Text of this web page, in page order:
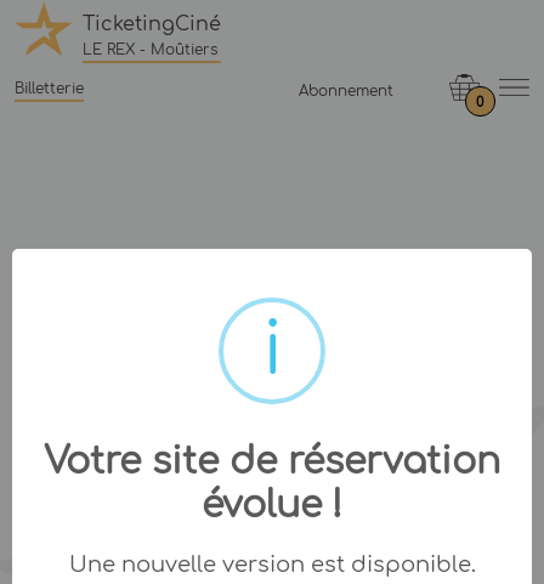
TicketingCiné
LE REX - Moûtiers
Billetterie Abonnement
0
Votre site de réservation
évolue !
Une nouvelle version est disponible.